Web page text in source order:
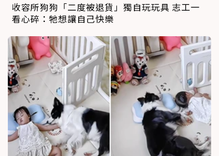
收容所狗狗「二度被退貨」獨自玩玩具 志工一
看心碎：牠想讓自己快樂